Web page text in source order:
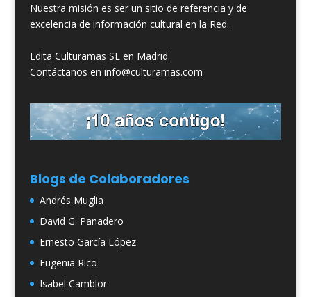
Nuestra misión es ser un sitio de referencia y de
excelencia de información cultural en la Red.
Edita Culturamas SL en Madrid.
Contáctanos en info@culturamas.com
Blogs de Colaboradores
Andrés Muglia
David G. Panadero
Ernesto García López
Eugenia Rico
Isabel Camblor